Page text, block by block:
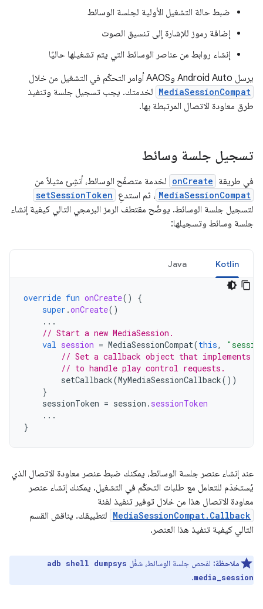
ضبط حالة التشغيل الأولية لجلسة الوسائط
إضافة رموز للإشارة إلى تنسيق الصوت
إنشاء روابط من عناصر الوسائط التي يتم تشغيلها حاليًا
يرسل Android Auto وAAOS أوامر التحكّم في التشغيل من خلال
MediaSessionCompat لخدمتك. يجب تسجيل جلسة وتنفيذ
طرق معاودة الاتصال المرتبطة بها.
تسجيل جلسة وسائط
في طريقة onCreate لخدمة متصفّح الوسائط، أنشِئ مثيلاً من
MediaSessionCompat ، ثم استدعِ setSessionToken
لتسجيل جلسة الوسائط. يوضّح مقتطف الرمز البرمجي التالي كيفية إنشاء
جلسة وسائط وتسجيلها:
Kotlin
Java
override fun onCreate()
{
super .onCreate()
...
// Start a new MediaSession.
val session = MediaSessionCompat(this,
// Set a callback object that implements
// to handle play control requests.
setCallback(MyMediaSessionCallback())
}
sessionToken = session . sessionToken
...
}
عند إنشاء عنصر جلسة الوسائط، يمكنك ضبط عنصر معاودة الاتصال الذي
يُستخدَم للتعامل مع طلبات التحكّم في التشغيل. يمكنك إنشاء عنصر
معاودة الاتصال هذا من خلال توفير تنفيذ لفئة
MediaSessionCompat.Callback لتطبيقك. يناقش القسم
التالي كيفية تنفيذ هذا العنصر.
ملاحظة: لفحص جلسة الوسائط، شغِّل adb shell dumpsys
media_session
.